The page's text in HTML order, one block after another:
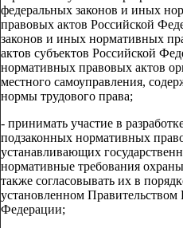
федеральных законов и иных
правовых актов Российской
законов и иных нормативных
актов субъектов Российской
нормативных правовых актов
местного самоуправления,
нормы трудового права;
- принимать участие в
подзаконных нормативных
устанавливающих
нормативные требования
также согласовывать их в
установленном Правительством
Федерации;